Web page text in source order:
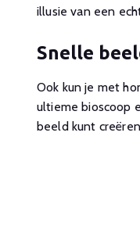
illusie van een
Snelle
Ook kun je met
ultieme bioscoop
beeld kunt